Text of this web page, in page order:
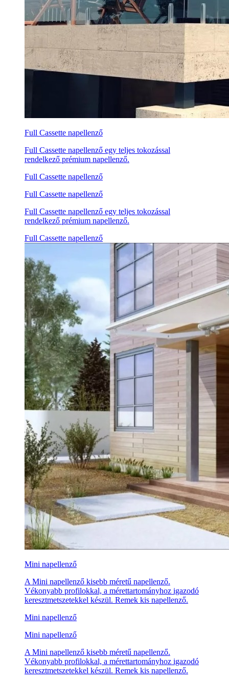
Full Cassette napellenző
Full Cassette napellenző egy teljes tokozással
rendelkező prémium napellenző.
Full Cassette napellenző
Full Cassette napellenző
Full Cassette napellenző egy teljes tokozással
rendelkező prémium napellenző.
Full Cassette napellenző
Mini napellenző
A Mini napellenző kisebb méretű napellenző.
Vékonyabb profilokkal, a mérettartományhoz igazodó
keresztmetszetekkel készül. Remek kis napellenző.
Mini napellenző
Mini napellenző
A Mini napellenző kisebb méretű napellenző.
Vékonyabb profilokkal, a mérettartományhoz igazodó
keresztmetszetekkel készül. Remek kis napellenző.